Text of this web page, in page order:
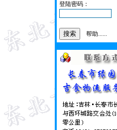
登陆密码：
帮助......